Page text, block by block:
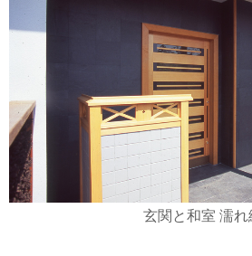
玄関と和室 濡れ